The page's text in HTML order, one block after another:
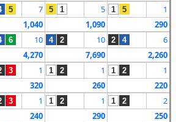
5 7 5 1 5 1 5
1
1,040 1,090
290
6 10 4 2 10 2 4
6
4,270 7,690
2,260
3 1 1 2 1 1 2
1
320 260
220
3 1 1 2 1 1 2
2
240 290
250